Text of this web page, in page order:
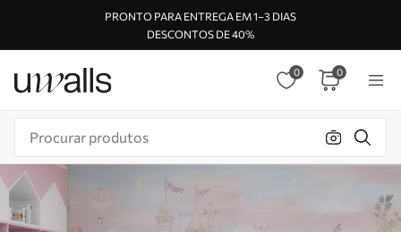
PRONTO PARA ENTREGA EM 1–3 DIAS
DESCONTOS DE 40%
0 0